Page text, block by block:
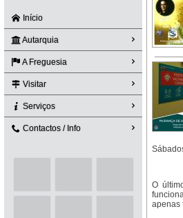
Início
Autarquia
A Freguesia
Visitar
Serviços
Contactos / Info
O
apenas